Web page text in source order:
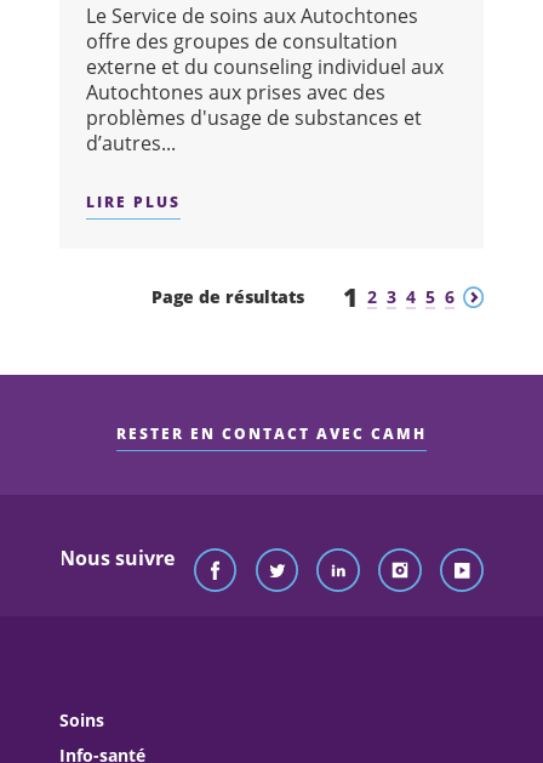
Le Service de soins aux Autochtones
offre des groupes de consultation
externe et du counseling individuel aux
Autochtones aux prises avec des
problèmes d'usage de substances et
d’autres...
LIRE PLUS
Page de résultats Précédent
1 2 3 4 5 6 Suivant
RESTER EN CONTACT AVEC CAMH
Nous suivre
Soins
Info-santé